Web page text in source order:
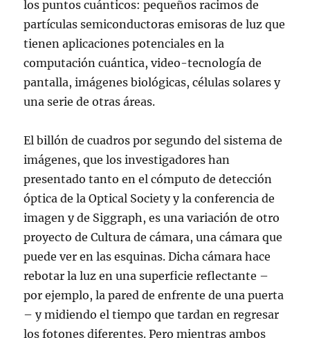
los puntos cuánticos: pequeños racimos de
partículas semiconductoras emisoras de luz que
tienen aplicaciones potenciales en la
computación cuántica, video-tecnología de
pantalla, imágenes biológicas, células solares y
una serie de otras áreas.
El billón de cuadros por segundo del sistema de
imágenes, que los investigadores han
presentado tanto en el cómputo de detección
óptica de la Optical Society y la conferencia de
imagen y de Siggraph, es una variación de otro
proyecto de Cultura de cámara, una cámara que
puede ver en las esquinas. Dicha cámara hace
rebotar la luz en una superficie reflectante –
por ejemplo, la pared de enfrente de una puerta
– y midiendo el tiempo que tardan en regresar
los fotones diferentes. Pero mientras ambos